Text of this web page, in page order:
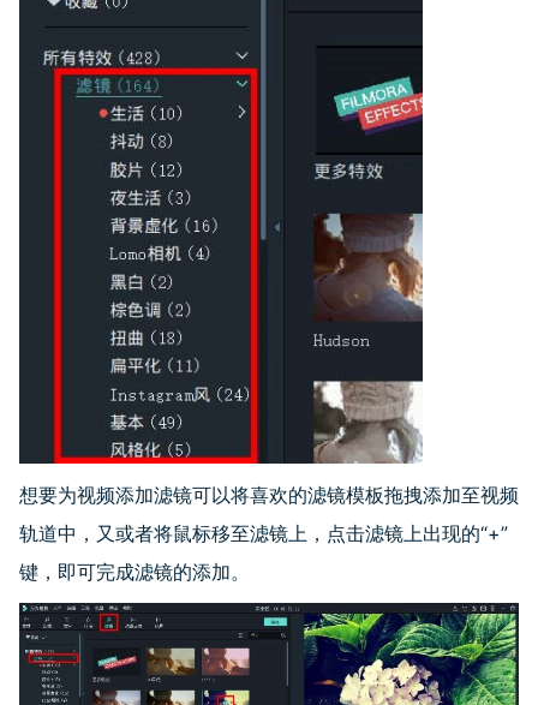
想要为视频添加滤镜可以将喜欢的滤镜模板拖拽添加至视频
轨道中，又或者将鼠标移至滤镜上，点击滤镜上出现的“+”
键，即可完成滤镜的添加。